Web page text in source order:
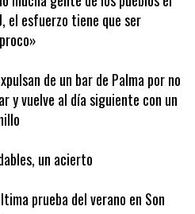
a Sóller para la protesta:
mucha gente de los pueblos el
el esfuerzo tiene que ser
de un bar de Palma por no
y vuelve al día siguiente con un
un acierto